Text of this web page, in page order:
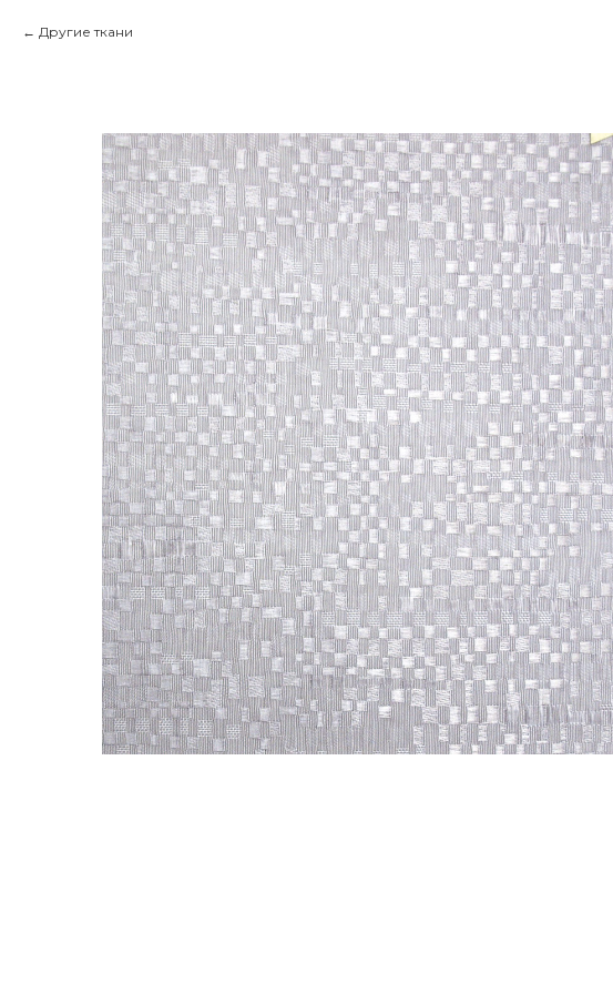
Другие ткани